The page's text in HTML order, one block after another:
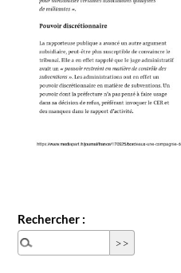
Rechercher :